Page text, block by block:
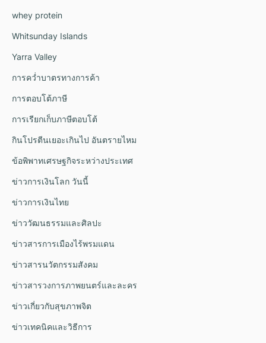
whey protein
Whitsunday Islands
Yarra Valley
การคว่ำบาตรทางการค้า
การตอบโต้ภาษี
การเรียกเก็บภาษีตอบโต้
กินโปรตีนเยอะเกินไป อันตรายไหม
ข้อพิพาทเศรษฐกิจระหว่างประเทศ
ข่าวการเงินโลก วันนี้
ข่าวการเงินไทย
ข่าววัฒนธรรมและศิลปะ
ข่าวสารการเมืองไร้พรมแดน
ข่าวสารนวัตกรรมสังคม
ข่าวสารวงการภาพยนตร์และละคร
ข่าวเกี่ยวกับสุขภาพจิต
ข่าวเทคนิคและวิธีการ